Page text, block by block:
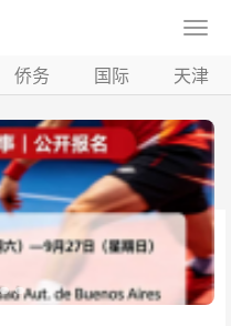
侨务 国际 天津